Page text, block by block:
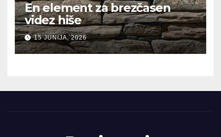
En element za brezčasen
videz hiše
15 JUNIJA, 2026